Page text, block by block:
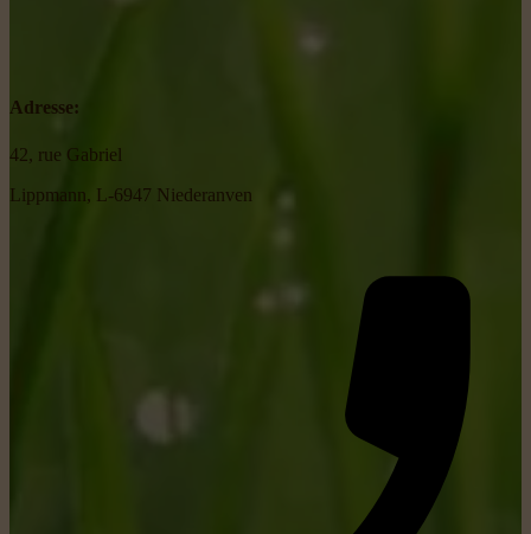
Adresse:
42, rue Gabriel
Lippmann, L-6947 Niederanven